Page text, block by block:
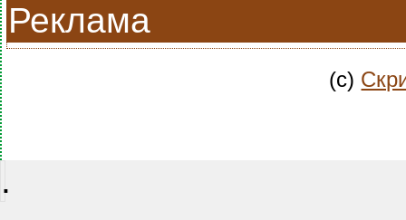
Реклама
(c)
.